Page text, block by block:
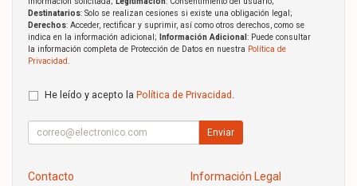
Destinatarios: Solo se realizan cesiones si existe una obligación legal;
Derechos: Acceder, rectificar y suprimir, así como otros derechos, como se
indica en la información adicional;
Información Adicional : Puede consultar
la información completa de Protección de Datos en nuestra Política de
Privacidad
He leído y acepto la Política de Privacidad
Enviar
Contacto Información Legal